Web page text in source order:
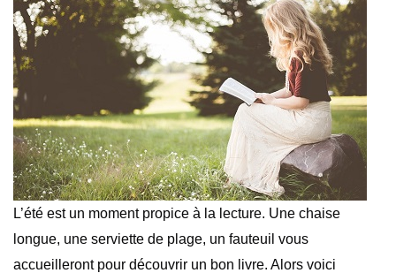
L’été est un moment propice à la lecture. Une chaise
longue, une serviette de plage, un fauteuil vous
accueilleront pour découvrir un bon livre. Alors voici